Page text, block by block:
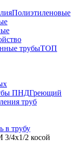
Полиэтиленовые
трубыТОП
ПНДГреющий
труб
в трубу
3/4x1/2 косой